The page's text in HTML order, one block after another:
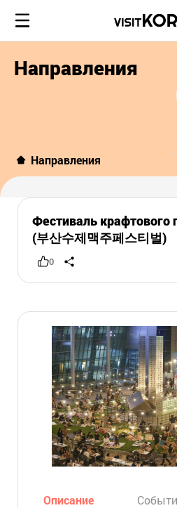
Направления
Направления
Фестиваль крафтового
(부산수제맥주페스티벌)
0
Описание